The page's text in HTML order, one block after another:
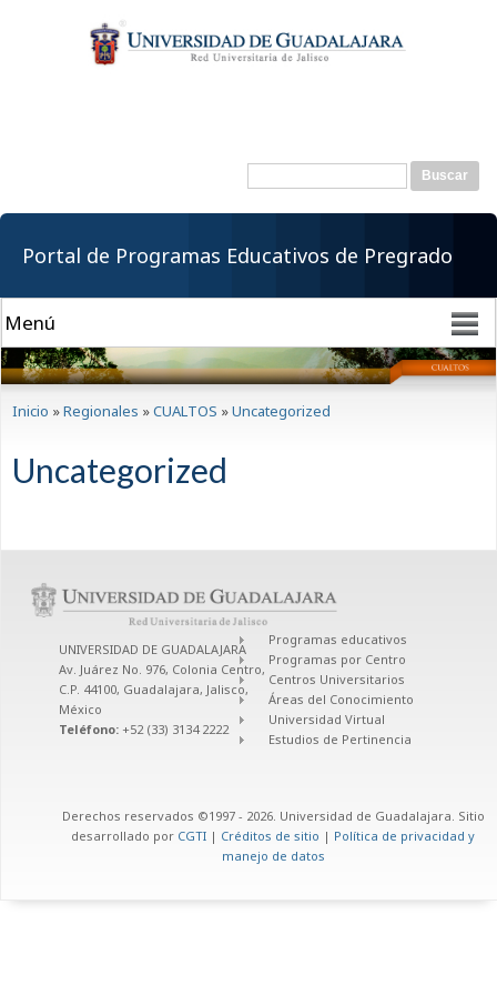
contenido
principal
Formulario de
Buscar
Portal de Programas Educativos de Pregrado
Inicio »Regionales »CUALTOS »Uncategorized
Uncategorized
UNIVERSIDAD DE GUADALAJARA
Av. Juárez No. 976, Colonia Centro,
C.P. 44100, Guadalajara, Jalisco,
México
Teléfono: +52 (33) 3134 2222
Programas educativos
Programas por Centro
Centros Universitarios
Áreas del Conocimiento
Universidad Virtual
Estudios de Pertinencia
Derechos reservados ©1997 - 2026. Universidad de Guadalajara. Sitio
desarrollado por CGTI | Créditos de sitio | Política de privacidad y
manejo de datos